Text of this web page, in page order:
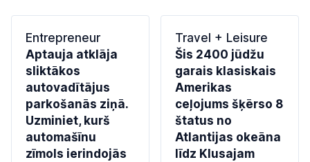
Entrepreneur
Aptauja atklāja
sliktākos
autovadītājus
parkošanās ziņā.
Uzminiet, kurš
automašīnu
zīmols ierindojās
Travel + Leisure
Šis 2400 jūdžu
garais klasiskais
Amerikas
ceļojums šķērso 8
štatus no
Atlantijas okeāna
līdz Klusajam